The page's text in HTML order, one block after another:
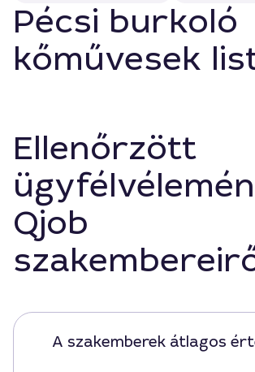
Pécsi burkoló
kőművesek
Ellenőrzött
Qjob
A szakemberek átlagos